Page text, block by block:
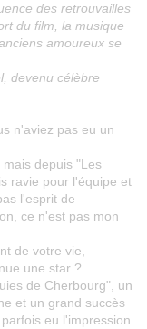
des retrouvailles
du film, la musique
amoureux se
devenu célèbre
n'aviez pas eu un
depuis "Les
ravie pour l'équipe et
l'esprit de
ce n'est pas mon
de votre vie,
une star ?
de Cherbourg", un
et un grand succès
eu l'impression